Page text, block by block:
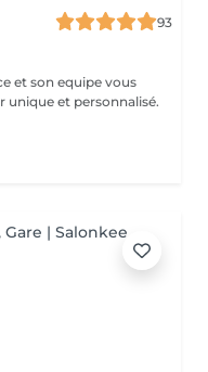
93
unique et personnalisé.